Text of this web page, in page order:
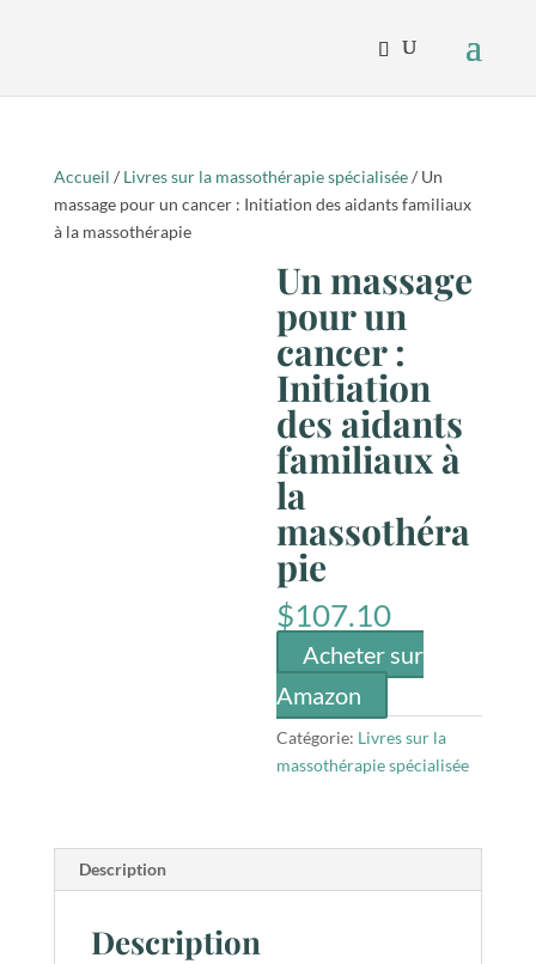
Accueil / Livres sur la massothérapie spécialisée/ Un
massage pour un cancer : Initiation des aidants familiaux
à la massothérapie
Un massage
pour un
cancer :
Initiation
des aidants
familiaux à
la
massothéra
pie
$107.10
Acheter sur
Amazon
Catégorie: Livres sur la
massothérapie spécialisée
Description
Description